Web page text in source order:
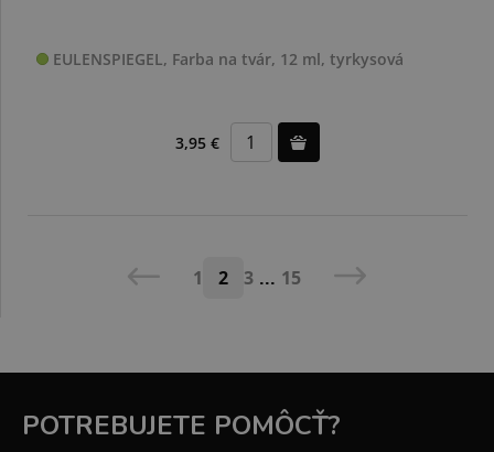
EULENSPIEGEL, Farba na tvár, 12 ml, tyrkysová
3,95 €
1 2 3 ... 15
POTREBUJETE POMÔCŤ?